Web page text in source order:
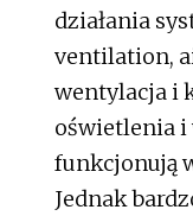
działania
ventilation,
wentylacja i
oświetlenia
funkcjonują
Jednak